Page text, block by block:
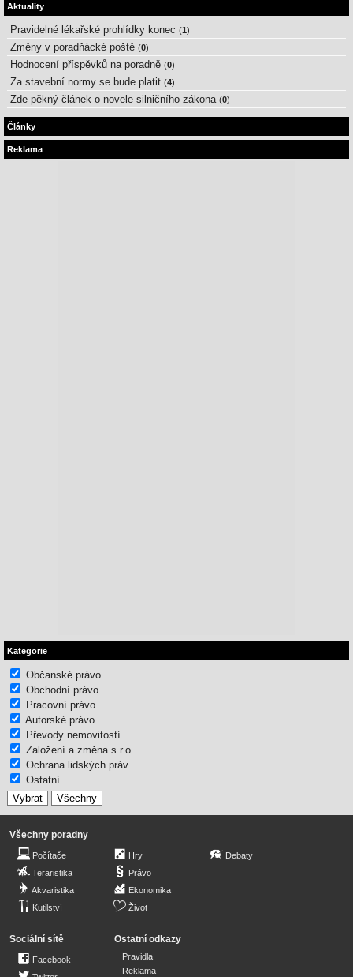
Aktuality
Pravidelné lékařské prohlídky konec (1)
Změny v poradňácké poště (0)
Hodnocení příspěvků na poradně (0)
Za stavební normy se bude platit (4)
Zde pěkný článek o novele silničního zákona (0)
Články
Reklama
Kategorie
Občanské právo
Obchodní právo
Pracovní právo
Autorské právo
Převody nemovitostí
Založení a změna s.r.o.
Ochrana lidských práv
Ostatní
Všechny poradny
Počítače
Teraristika
Akvaristika
Kutilství
Hry
Právo
Ekonomika
Život
Debaty
Sociální sítě
Facebook
Ostatní odkazy
Pravidla
Reklama